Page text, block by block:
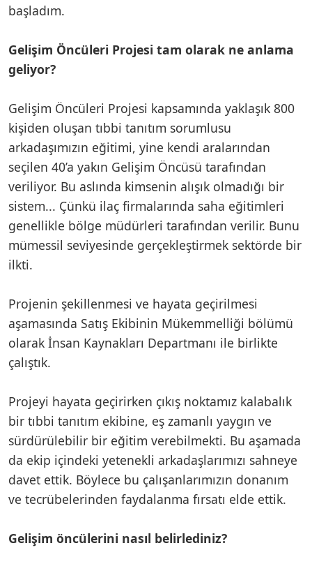
başladım.
Gelişim Öncüleri Projesi tam olarak ne anlama
geliyor?
Gelişim Öncüleri Projesi kapsamında yaklaşık 800
kişiden oluşan tıbbi tanıtım sorumlusu
arkadaşımızın eğitimi, yine kendi aralarından
seçilen 40’a yakın Gelişim Öncüsü tarafından
veriliyor. Bu aslında kimsenin alışık olmadığı bir
sistem... Çünkü ilaç firmalarında saha eğitimleri
genellikle bölge müdürleri tarafından verilir. Bunu
mümessil seviyesinde gerçekleştirmek sektörde bir
ilkti.
Projenin şekillenmesi ve hayata geçirilmesi
aşamasında Satış Ekibinin Mükemmelliği bölümü
olarak İnsan Kaynakları Departmanı ile birlikte
çalıştık.
Projeyi hayata geçirirken çıkış noktamız kalabalık
bir tıbbi tanıtım ekibine, eş zamanlı yaygın ve
sürdürülebilir bir eğitim verebilmekti. Bu aşamada
da ekip içindeki yetenekli arkadaşlarımızı sahneye
davet ettik. Böylece bu çalışanlarımızın donanım
ve tecrübelerinden faydalanma fırsatı elde ettik.
Gelişim öncülerini nasıl belirlediniz?